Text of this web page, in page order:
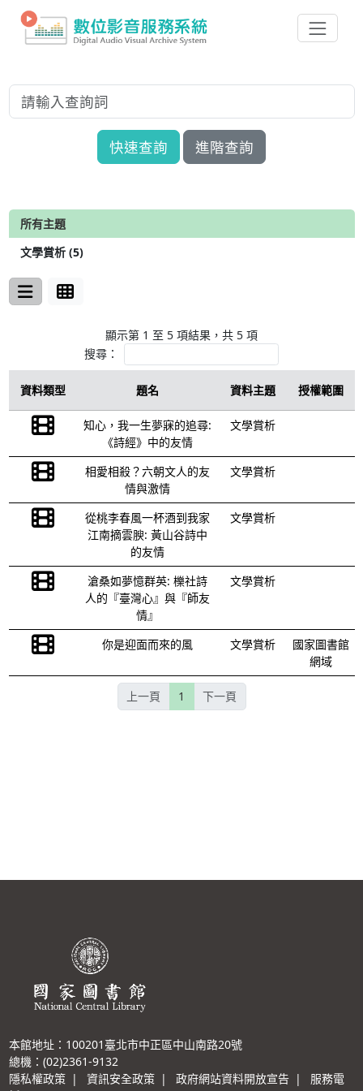
快速查詢 進階查詢
所有主題
文學賞析 (5)
顯示第 1 至 5 項結果，共 5 項
搜尋：
資料類型 題名 資料主題 授權範圍
知心，我一生夢寐的追尋:
《詩經》中的友情
文學賞析
相愛相殺？六朝文人的友
情與激情
文學賞析
從桃李春風一杯酒到我家
江南摘雲腴: 黃山谷詩中
的友情
文學賞析
滄桑如夢憶群英: 櫟社詩
人的『臺灣心』與『師友
情』
文學賞析
你是迎面而來的風 文學賞析
國家圖書館
網域
上一頁 1 下一頁
本館地址：100201臺北市中正區中山南路20號
總機：(02)2361-9132
隱私權政策 | 資訊安全政策 | 政府網站資料開放宣告 |
服務電